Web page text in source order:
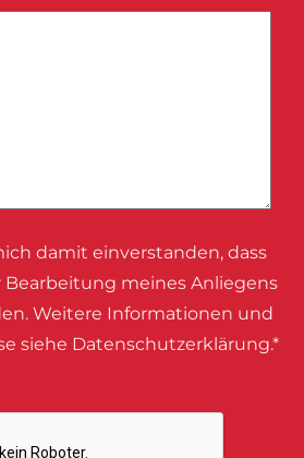
damit einverstanden, dass
Bearbeitung meines Anliegens
Weitere Informationen und
siehe Datenschutzerklärung.*